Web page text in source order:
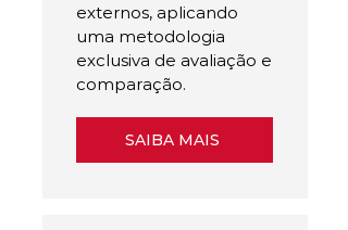
externos, aplicando
uma metodologia
exclusiva de avaliação e
comparação.
SAIBA MAIS